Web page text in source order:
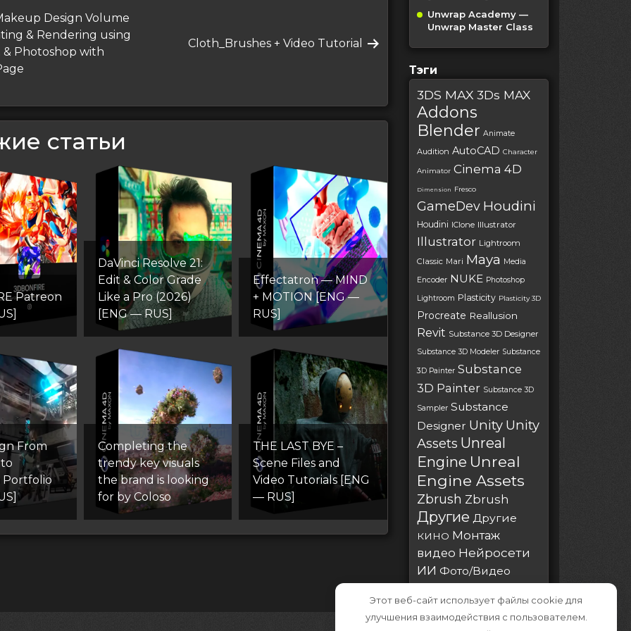
Design Volume
& Rendering using
& Photoshop with
Следующая
Cloth_Brushes + Video Tutorial
статьи
Patreon
DaVinci Resolve 21:
Edit & Color Grade
Like a Pro (2026)
[ENG — RUS]
Effectatron — MIND
+ MOTION [ENG —
RUS]
From
Portfolio
Completing the
trendy key visuals
the brand is looking
for by Coloso
THE LAST BYE –
Scene Files and
Video Tutorials [ENG
— RUS]
Unwrap Academy —
Unwrap Master Class
Тэги
3DS MAX 3Ds MAX
Addons
Blender Animate
Audition AutoCAD Character
Animator Cinema 4D
Dimension Fresco
GameDev Houdini
Houdini IClone Illustrator
Illustrator Lightroom
Classic Mari Maya
Media
Encoder NUKE Photoshop
Lightroom Plasticity Plasticity 3D
Procreate Reallusion
Revit Substance 3D Designer
Substance 3D Modeler Substance
3D Painter Substance
3D Painter Substance 3D
Sampler Substance
Designer Unity Unity
Assets Unreal
Engine Unreal
Engine Assets
Zbrush Zbrush
Другие Другие
КИНО Монтаж
видео Нейросети
ИИ Фото/Видео
Этот веб-сайт использует файлы cookie для
улучшения взаимодействия с пользователем.